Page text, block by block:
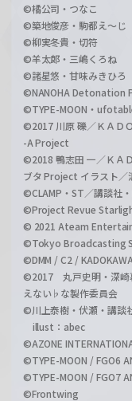
©橘公司・つなこ
©築地俊彦・駒都え～じ
©柳実冬貴・切符
©羊太郎・三嶋くろね
©諸星悠・甘味みきひろ
©NANOHA Detonation
©TYPE-MOON・
©2017 川原 礫／ＫＡＤ
-A Project
©2018 鴨志田 一／ＫＡ
ブタ Project イラスト／
©CLAMP・ST／講談社・
©Project Revue
© 2021 Ateam
©Tokyo Broadcasting
©DMM / C2 / KADOKAWA
©2017 丸戸史明・深崎
えない♭な製作委員会
©川上泰樹・伏瀬・講談
illust：abec
©AZONE
©TYPE-MOON / FGO6
©TYPE-MOON / FGO7
©Frontwing